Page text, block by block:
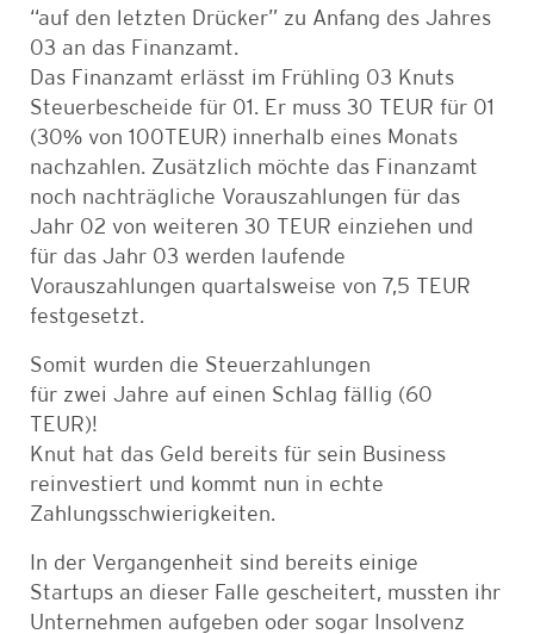
“auf den letzten Drücker” zu Anfang des Jahres
03 an das Finanzamt.
Das Finanzamt erlässt im Frühling 03 Knuts
Steuerbescheide für 01. Er muss 30 TEUR für 01
(30% von 100TEUR) innerhalb eines Monats
nachzahlen. Zusätzlich möchte das Finanzamt
noch nachträgliche Vorauszahlungen für das
Jahr 02 von weiteren 30 TEUR einziehen und
für das Jahr 03 werden laufende
Vorauszahlungen quartalsweise von 7,5 TEUR
festgesetzt.
Somit wurden die Steuerzahlungen
für zwei Jahre auf einen Schlag fällig (60
TEUR)!
Knut hat das Geld bereits für sein Business
reinvestiert und kommt nun in echte
Zahlungsschwierigkeiten.
In der Vergangenheit sind bereits einige
Startups an dieser Falle gescheitert, mussten ihr
Unternehmen aufgeben oder sogar Insolvenz